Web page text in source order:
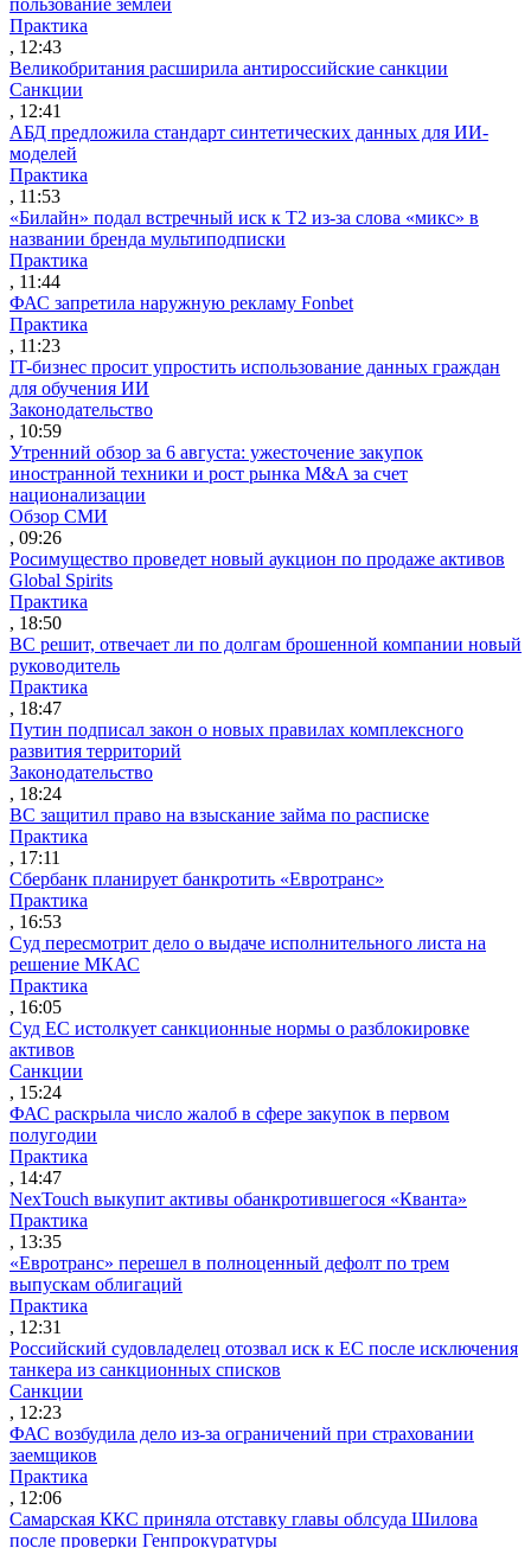
Практика
, 12:43
Великобритания расширила антироссийские санкции
Санкции
, 12:41
АБД предложила стандарт синтетических данных для ИИ-
моделей
Практика
, 11:53
«Билайн» подал встречный иск к Т2 из-за слова «микс» в
названии бренда мультиподписки
Практика
, 11:44
ФАС запретила наружную рекламу Fonbet
Практика
, 11:23
IT-бизнес просит упростить использование данных граждан
для обучения ИИ
Законодательство
, 10:59
Утренний обзор за 6 августа: ужесточение закупок
иностранной техники и рост рынка M&A за счет
национализации
Обзор СМИ
, 09:26
Росимущество проведет новый аукцион по продаже активов
Global Spirits
Практика
, 18:50
ВС решит, отвечает ли по долгам брошенной компании новый
руководитель
Практика
, 18:47
Путин подписал закон о новых правилах комплексного
развития территорий
Законодательство
, 18:24
ВС защитил право на взыскание займа по расписке
Практика
, 17:11
Сбербанк планирует банкротить «Евротранс»
Практика
, 16:53
Суд пересмотрит дело о выдаче исполнительного листа на
решение МКАС
Практика
, 16:05
Суд ЕС истолкует санкционные нормы о разблокировке
активов
Санкции
, 15:24
ФАС раскрыла число жалоб в сфере закупок в первом
полугодии
Практика
, 14:47
NexTouch выкупит активы обанкротившегося «Кванта»
Практика
, 13:35
«Евротранс» перешел в полноценный дефолт по трем
выпускам облигаций
Практика
, 12:31
Российский судовладелец отозвал иск к ЕС после исключения
танкера из санкционных списков
Санкции
, 12:23
ФАС возбудила дело из-за ограничений при страховании
заемщиков
Практика
, 12:06
Самарская ККС приняла отставку главы облсуда Шилова
после проверки Генпрокуратуры